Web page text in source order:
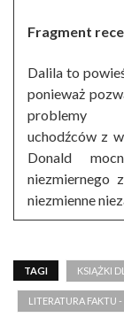
Fragment
Dalila to
ponieważ
problemy
uchodźców z
Donald
niezmiernego
niezmienne
TAGI KSIĄŻKI
LITERATURA FAKTU